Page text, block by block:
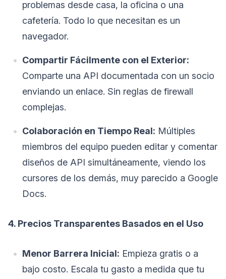
problemas desde casa, la oficina o una
cafetería. Todo lo que necesitan es un
navegador.
Compartir Fácilmente con el Exterior:
Comparte una API documentada con un socio
enviando un enlace. Sin reglas de firewall
complejas.
Colaboración en Tiempo Real: Múltiples
miembros del equipo pueden editar y comentar
diseños de API simultáneamente, viendo los
cursores de los demás, muy parecido a Google
Docs.
4. Precios Transparentes Basados en el Uso
Menor Barrera Inicial: Empieza gratis o a
bajo costo. Escala tu gasto a medida que tu